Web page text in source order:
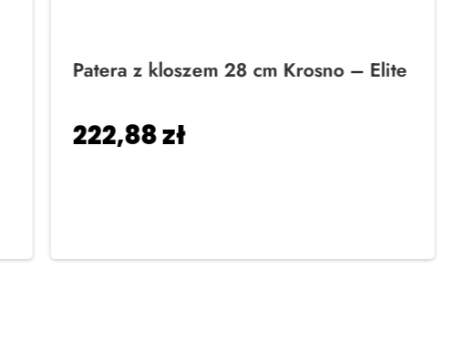
Patera z kloszem 28 cm Krosno – Elite
222,88zł